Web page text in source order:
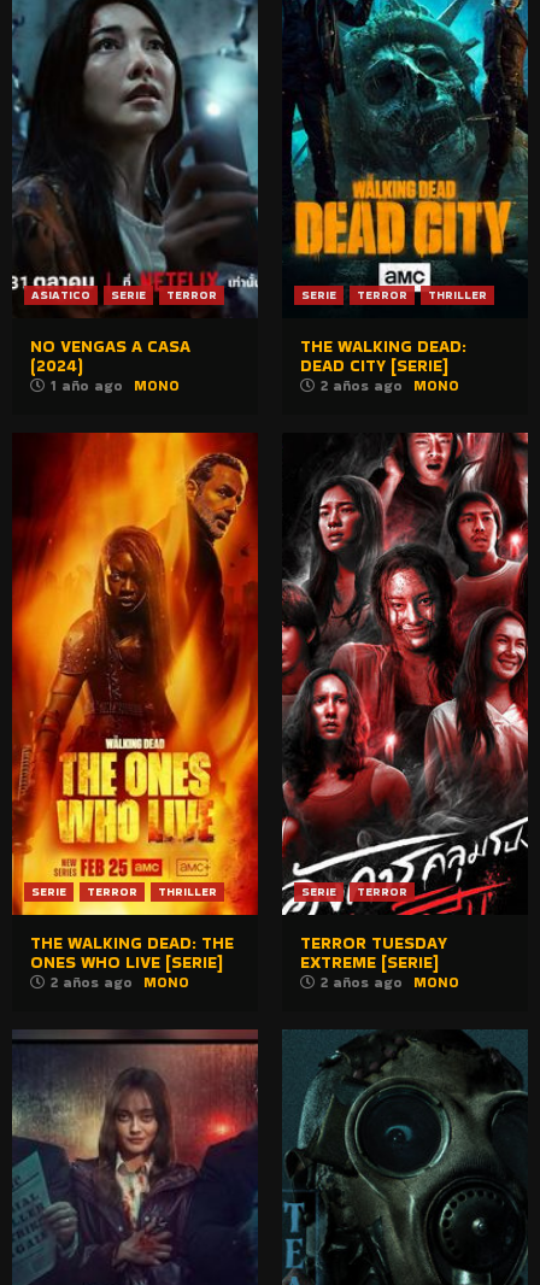
ASIATICO SERIE TERROR
NO VENGAS A CASA
(2024)
1 año ago MONO
SERIE TERROR THRILLER
THE WALKING DEAD:
DEAD CITY [SERIE]
2 años ago MONO
SERIE TERROR THRILLER
THE WALKING DEAD: THE
ONES WHO LIVE [SERIE]
2 años ago MONO
SERIE TERROR
TERROR TUESDAY
EXTREME [SERIE]
2 años ago MONO